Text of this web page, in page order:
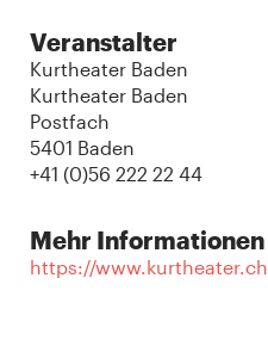
Veranstalter
Kurtheater Baden
Kurtheater Baden
Postfach
5401 Baden
+41 (0)56 222 22 44
Mehr Informationen
https://www.kurtheater.ch